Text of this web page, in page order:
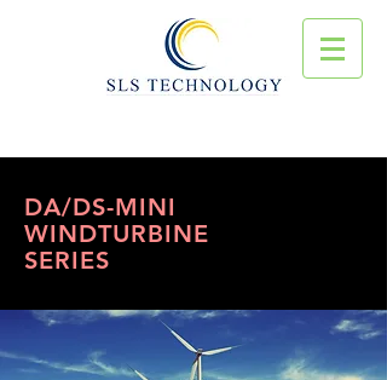
DA/DS-MINI
WINDTURBINE
SERIES